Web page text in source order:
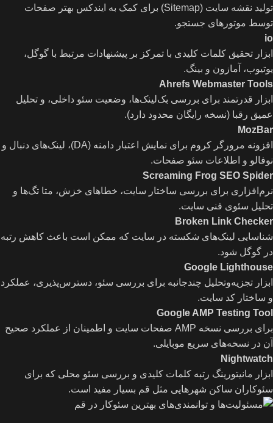
تولید نقشه سایت (Sitemap) برای کمک به ایندکس بهتر صفحات
توسط موتورهای جستجو.
io
ابزار تحقیق کلمات کلیدی با تمرکز بر پیشنهادات مرتبط با گوگل،
یوتیوب، آمازون و بینگ.
Ahrefs Webmaster Tools
ابزار قدرتمند برای بررسی بک‌لینک‌ها، وضعیت سئو داخلی، و تحلیل
عمیق رقبا (نسخه رایگان محدود دارد).
MozBar
افزونه مرورگر کروم برای نمایش اعتبار دامنه (DA)، لینک‌های دنبال و
نوفالو و اطلاعات سئو صفحات.
Screaming Frog SEO Spider
نرم‌افزاری برای بررسی ساختار سایت، خطاهای خزش، متا تگ‌ها و
تحلیل سئوی فنی سایت.
Broken Link Checker
شناسایی لینک‌های شکسته در سایت که ممکن است باعث کاهش رتبه
در گوگل شود.
Google Lighthouse
ابزار تجزیه‌وتحلیل چندجانبه برای بررسی سئو، دسترس‌پذیری، عملکرد
و ساختار کد سایت.
Google AMP Testing Tool
برای بررسی نسخه AMP صفحات سایت و اطمینان از عملکرد صحیح
آن در نسخه‌های سریع موبایلی.
Nightwatch
ابزار مانیتورینگ رتبه کلمات کلیدی و بررسی سئو محلی که برای
سئوکاران ساکن شهرهایی مثل قم بسیار مفید است.